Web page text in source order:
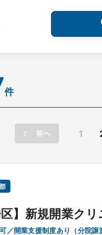
件
前へ 1
区】新規開業ク
／開業支援制度あり（分院譲